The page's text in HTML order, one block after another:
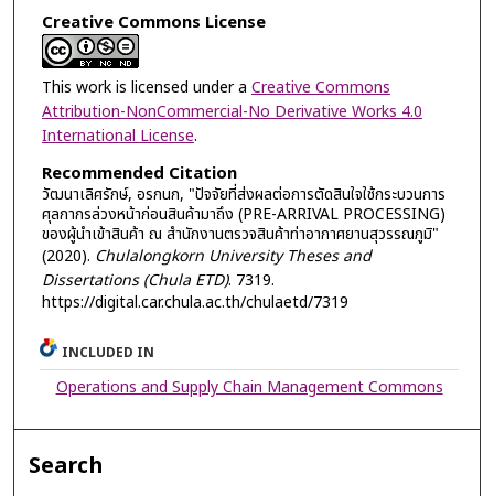
Creative Commons License
This work is licensed under a Creative Commons
Attribution-NonCommercial-No Derivative Works 4.0
International License.
Recommended Citation
วัฒนาเลิศรักษ์, อรกนก, "ปัจจัยที่ส่งผลต่อการตัดสินใจใช้กระบวนการ
ศุลกากรล่วงหน้าก่อนสินค้ามาถึง (PRE-ARRIVAL PROCESSING)
ของผู้นำเข้าสินค้า ณ สำนักงานตรวจสินค้าท่าอากาศยานสุวรรณภูมิ"
(2020). Chulalongkorn University Theses and
Dissertations (Chula ETD). 7319.
https://digital.car.chula.ac.th/chulaetd/7319
INCLUDED IN
Operations and Supply Chain Management Commons
Search